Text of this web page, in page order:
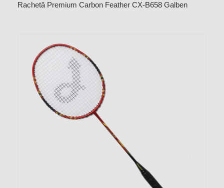
Rachetă Premium Carbon Feather CX-B658 Galben